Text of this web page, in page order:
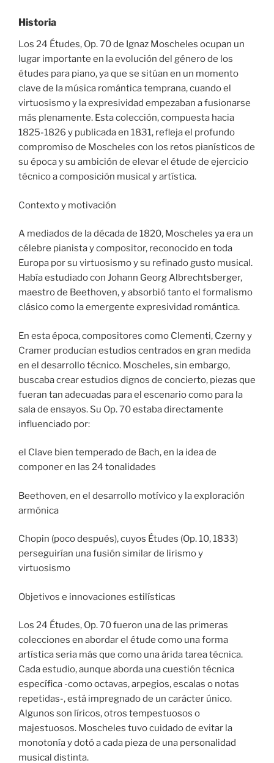
Historia
Los 24 Études, Op. 70 de Ignaz Moscheles ocupan un
lugar importante en la evolución del género de los
études para piano, ya que se sitúan en un momento
clave de la música romántica temprana, cuando el
virtuosismo y la expresividad empezaban a fusionarse
más plenamente. Esta colección, compuesta hacia
1825-1826 y publicada en 1831, refleja el profundo
compromiso de Moscheles con los retos pianísticos de
su época y su ambición de elevar el étude de ejercicio
técnico a composición musical y artística.
Contexto y motivación
A mediados de la década de 1820, Moscheles ya era un
célebre pianista y compositor, reconocido en toda
Europa por su virtuosismo y su refinado gusto musical.
Había estudiado con Johann Georg Albrechtsberger,
maestro de Beethoven, y absorbió tanto el formalismo
clásico como la emergente expresividad romántica.
En esta época, compositores como Clementi, Czerny y
Cramer producían estudios centrados en gran medida
en el desarrollo técnico. Moscheles, sin embargo,
buscaba crear estudios dignos de concierto, piezas que
fueran tan adecuadas para el escenario como para la
sala de ensayos. Su Op. 70 estaba directamente
influenciado por:
el Clave bien temperado de Bach, en la idea de
componer en las 24 tonalidades
Beethoven, en el desarrollo motívico y la exploración
armónica
Chopin (poco después), cuyos Études (Op. 10, 1833)
perseguirían una fusión similar de lirismo y
virtuosismo
Objetivos e innovaciones estilísticas
Los 24 Études, Op. 70 fueron una de las primeras
colecciones en abordar el étude como una forma
artística seria más que como una árida tarea técnica.
Cada estudio, aunque aborda una cuestión técnica
específica -como octavas, arpegios, escalas o notas
repetidas-, está impregnado de un carácter único.
Algunos son líricos, otros tempestuosos o
majestuosos. Moscheles tuvo cuidado de evitar la
monotonía y dotó a cada pieza de una personalidad
musical distinta.